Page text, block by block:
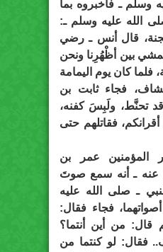
وسلم ـ فأخبروه بما
الله عليه وسلم ـ:
قال أنس ـ رضي
يمشي بين أظْهُرِنا ونحن
فلما كان يوم اليمامة
فجاء ثابت بن
تحنَّط، ولَبِسَ كفنه،
فقاتلهم حتى
المؤمنين عمر بن
عنه ـ أنه سمع صوتَ
ـ صلى الله عليه
فجاء فقال:
قال: من أين أنتما؟
فقال: لو كنتما من